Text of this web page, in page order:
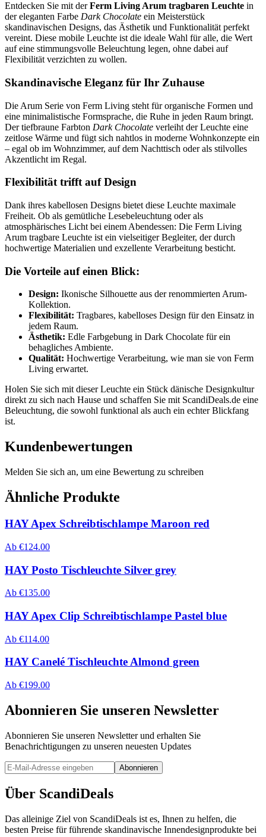
Entdecken Sie mit derFerm Living Arum tragbaren Leuchte in
der eleganten Farbe Dark Chocolate ein Meisterstück
skandinavischen Designs, das Ästhetik und Funktionalität perfekt
vereint. Diese mobile Leuchte ist die ideale Wahl für alle, die Wert
auf eine stimmungsvolle Beleuchtung legen, ohne dabei auf
Flexibilität verzichten zu wollen.
Skandinavische Eleganz für Ihr Zuhause
Die Arum Serie von Ferm Living steht für organische Formen und
eine minimalistische Formsprache, die Ruhe in jeden Raum bringt.
Der tiefbraune Farbton Dark Chocolate verleiht der Leuchte eine
zeitlose Wärme und fügt sich nahtlos in moderne Wohnkonzepte ein
– egal ob im Wohnzimmer, auf dem Nachttisch oder als stilvolles
Akzentlicht im Regal.
Flexibilität trifft auf Design
Dank ihres kabellosen Designs bietet diese Leuchte maximale
Freiheit. Ob als gemütliche Lesebeleuchtung oder als
atmosphärisches Licht bei einem Abendessen: Die Ferm Living
Arum tragbare Leuchte ist ein vielseitiger Begleiter, der durch
hochwertige Materialien und exzellente Verarbeitung besticht.
Die Vorteile auf einen Blick:
Design: Ikonische Silhouette aus der renommierten Arum-
Kollektion.
Flexibilität: Tragbares, kabelloses Design für den Einsatz in
jedem Raum.
Ästhetik: Edle Farbgebung in Dark Chocolate für ein
behagliches Ambiente.
Qualität: Hochwertige Verarbeitung, wie man sie von Ferm
Living erwartet.
Holen Sie sich mit dieser Leuchte ein Stück dänische Designkultur
direkt zu sich nach Hause und schaffen Sie mit ScandiDeals.de eine
Beleuchtung, die sowohl funktional als auch ein echter Blickfang
ist.
Kundenbewertungen
Melden Sie sich an, um eine Bewertung zu schreiben
Ähnliche Produkte
HAY Apex Schreibtischlampe Maroon red
Ab €124.00
HAY Posto Tischleuchte Silver grey
Ab €135.00
HAY Apex Clip Schreibtischlampe Pastel blue
Ab €114.00
HAY Canelé Tischleuchte Almond green
Ab €199.00
Abonnieren Sie unseren Newsletter
Abonnieren Sie unseren Newsletter und erhalten Sie
Benachrichtigungen zu unseren neuesten Updates
Abonnieren
Über ScandiDeals
Das alleinige Ziel von ScandiDeals ist es, Ihnen zu helfen, die
besten Preise für führende skandinavische Innendesignprodukte bei